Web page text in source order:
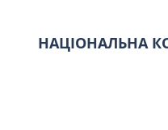
НАЦІОНАЛЬНА